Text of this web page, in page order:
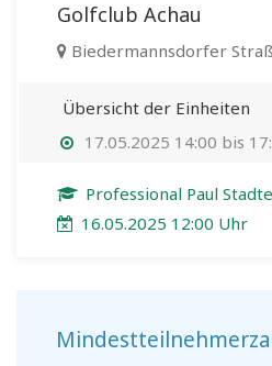
Golfclub Achau
Biedermannsdorfer
Übersicht der Einheiten
17.05.2025 14:00 bis
Professional Paul
16.05.2025 12:00 Uhr